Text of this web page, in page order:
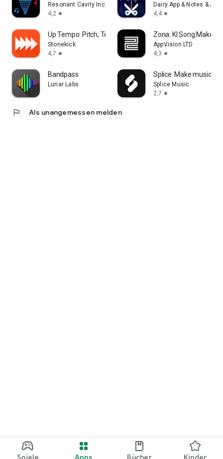
Spiele Apps Bücher Kinder
Resonant Cavity Inc.
4,2 star
Dairy App & Notes &
4,4 star
Up Tempo: Pitch, Tempo Wechsel
Stonekick
4,7 star
Zona: KI Song Maker
AppVision LTD
4,3 star
Bandpass
Lunar Labs
Splice: Make music
Splice Music
2,7 star
flag Als unangemessen melden